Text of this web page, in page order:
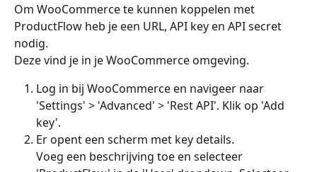
Om WooCommerce te kunnen koppelen met
ProductFlow heb je een URL, API key en API secret
nodig.
Deze vind je in je WooCommerce omgeving.
Log in bij WooCommerce en navigeer naar
'Settings' > 'Advanced' > 'Rest API'. Klik op 'Add
key'.
Er opent een scherm met key details.
Voeg een beschrijving toe en selecteer